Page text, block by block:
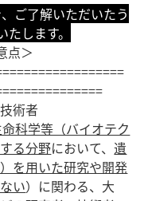
ご了解いただいたう
します。
点＞
術者
科学等（バイオテク
る分野において、遺
を用いた研究や開発
い）に関わる、大